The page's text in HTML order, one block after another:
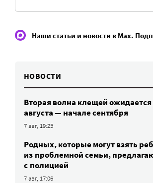
Наши статьи и новости в Max.
НОВОСТИ
Вторая волна клещей
августа — начале сентября
7 авг, 19:25
Родных, которые могут взять
из проблемной семьи,
с полицией
7 авг, 17:06